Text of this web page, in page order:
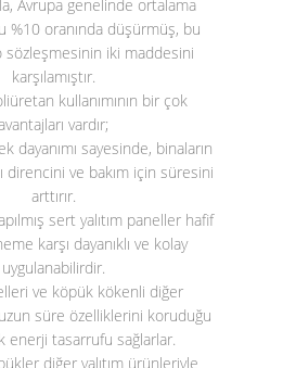
Avrupa genelinde ortalama
%10 oranında düşürmüş, bu
sözleşmesinin iki maddesini
karşılamıştır.
kullanımının bir çok
vardır;
dayanımı sayesinde, binaların
direncini ve bakım için süresini
arttırır.
sert yalıtım paneller hafif
karşı dayanıklı ve kolay
uygulanabilirdir.
ve köpük kökenli diğer
süre özelliklerini koruduğu
enerji tasarrufu sağlarlar.
diğer yalıtım ürünleriyle